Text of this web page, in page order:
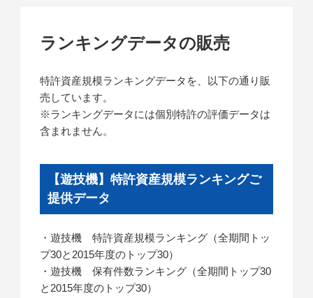
ランキングデータの販売
特許資産規模ランキングデータを、以下の通り販
売しています。
※ランキングデータには個別特許の評価データは
含まれません。
【遊技機】特許資産規模ランキングご
提供データ
・遊技機 特許資産規模ランキング（全期間トッ
プ30と2015年度のトップ30）
・遊技機 保有件数ランキング（全期間トップ30
と2015年度のトップ30）